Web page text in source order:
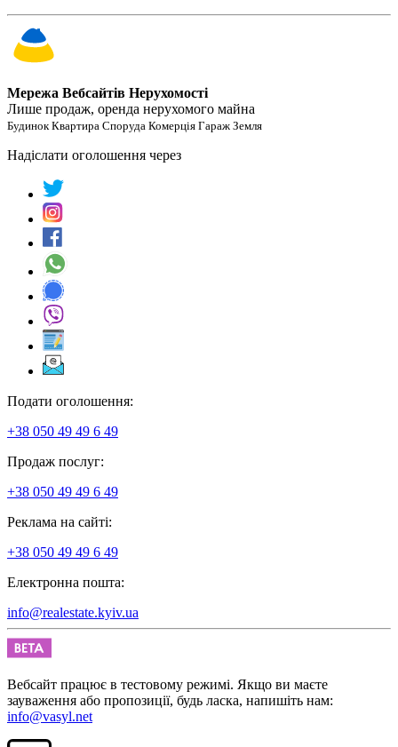
Мережа Вебсайтів Нерухомості
Лише продаж, оренда нерухомого майна
Будинок Квартира Споруда Комерція Гараж Земля
Надіслати оголошення через
Подати оголошення:
+38 050 49 49 6 49
Продаж послуг:
+38 050 49 49 6 49
Реклама на сайті:
+38 050 49 49 6 49
Електронна пошта:
info@realestate.kyiv.ua
Вебсайт працює в тестовому режимі. Якщо ви маєте
зауваження або пропозиції, будь ласка, напишіть нам:
info@vasyl.net